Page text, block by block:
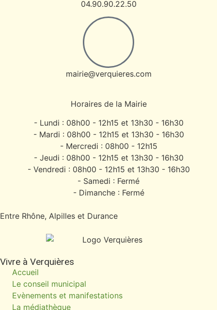
04.90.90.22.50
mairie@verquieres.com
Horaires de la Mairie
- Lundi : 08h00 - 12h15 et 13h30 - 16h30
- Mardi : 08h00 - 12h15 et 13h30 - 16h30
- Mercredi : 08h00 - 12h15
- Jeudi : 08h00 - 12h15 et 13h30 - 16h30
- Vendredi : 08h00 - 12h15 et 13h30 - 16h30
- Samedi : Fermé
- Dimanche : Fermé
Entre Rhône, Alpilles et Durance
Vivre à Verquières
Accueil
Le conseil municipal
Evènements et manifestations
La médiathèque